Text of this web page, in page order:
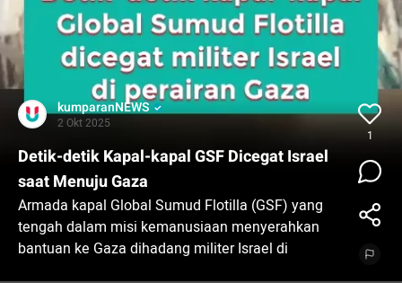
kumparanNEWS
2 Okt 2025
Detik-detik Kapal-kapal GSF Dicegat Israel
saat Menuju Gaza
Armada kapal Global Sumud Flotilla (GSF) yang
tengah dalam misi kemanusiaan menyerahkan
bantuan ke Gaza dihadang militer Israel di
1